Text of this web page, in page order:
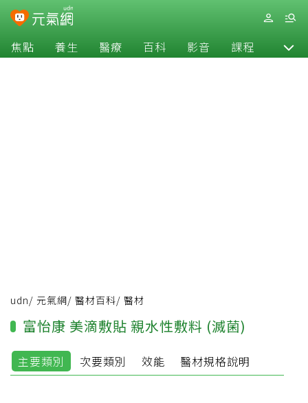
焦點 養生 醫療 百科 影音 課程 退休
udn/ 元氣網/ 醫材百科/ 醫材
富怡康 美滴敷貼 親水性敷料 (滅菌)
主要類別 次要類別 效能 醫材規格說明